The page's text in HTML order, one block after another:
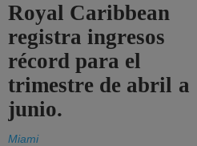
Royal Caribbean
registra ingresos
récord para el
trimestre de abril a
junio.
Miami